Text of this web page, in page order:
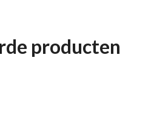
producten